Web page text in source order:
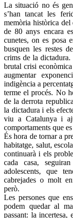
La situació no és
s’han tancat les
memòria històrica
de 80 anys encara
cunetes, on es posa
busquen les restes
crims de la
brutal crisi
augmentar
indigència a
terme el procés. No
de la derrota
la dictadura i els
viu a Catalunya i
comportaments que
És hora de tornar a
habitatge, salut,
continuarà i els
cada casa,
adolescents, que
cabrejades o molt
però.
Les persones que
podem quedar al
passant: la incertesa,